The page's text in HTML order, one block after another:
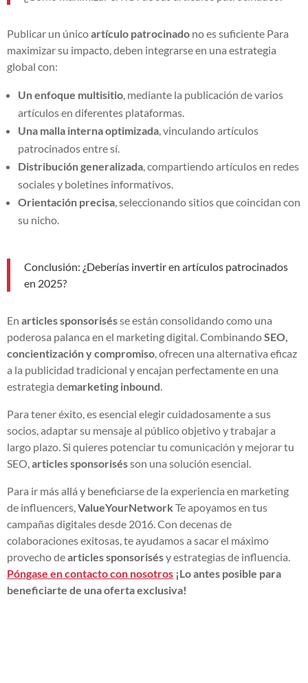
Publicar un únicoartículo patrocinado no es suficiente Para
maximizar su impacto, deben integrarse en una estrategia
global con:
Un enfoque multisitio , mediante la publicación de varios
artículos en diferentes plataformas.
Una malla interna optimizada , vinculando artículos
patrocinados entre sí.
Distribución generalizada , compartiendo artículos en redes
sociales y boletines informativos.
Orientación precisa , seleccionando sitios que coincidan con
su nicho.
Conclusión: ¿Deberías invertir en artículos patrocinados
en 2025?
En articles sponsorisésse están consolidando como una
poderosa palanca en el marketing digital. CombinandoSEO,
concientización y compromiso , ofrecen una alternativa eficaz
a la publicidad tradicional y encajan perfectamente en una
estrategia demarketing inbound
Para tener éxito, es esencial elegir cuidadosamente a sus
socios, adaptar su mensaje al público objetivo y trabajar a
largo plazo. Si quieres potenciar tu comunicación y mejorar tu
SEO, articles sponsorisésson una solución esencial.
Para ir más allá y beneficiarse de la experiencia en marketing
de influencers, ValueYourNetwork Te apoyamos en tus
campañas digitales desde 2016. Con decenas de
colaboraciones exitosas, te ayudamos a sacar el máximo
provecho dearticles sponsorisésy estrategias de influencia.
Póngase en contacto con nosotros ¡Lo antes posible para
beneficiarte de una oferta exclusiva!